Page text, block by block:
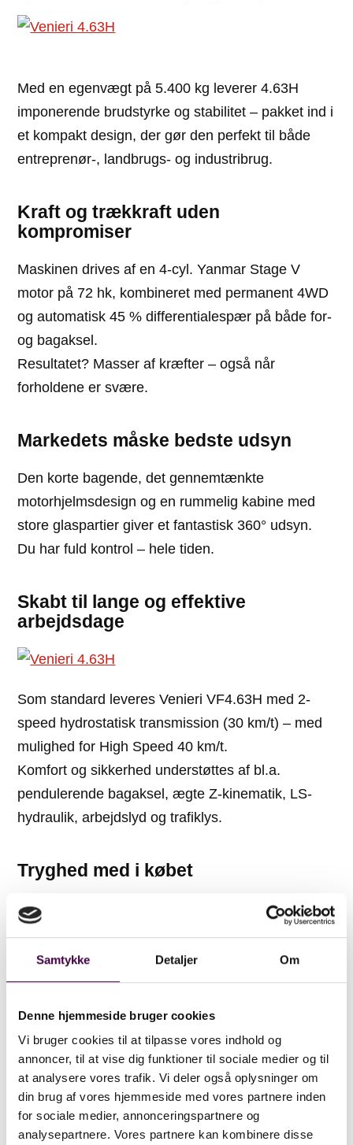
Samtykke Detaljer Om
Denne hjemmeside bruger cookies
Vi bruger cookies til at tilpasse vores indhold og
annoncer, til at vise dig funktioner til sociale medier og til
at analysere vores trafik. Vi deler også oplysninger om
din brug af vores hjemmeside med vores partnere inden
for sociale medier, annonceringspartnere og
analysepartnere. Vores partnere kan kombinere disse
Med en egenvægt på 5.400 kg leverer 4.63H
imponerende brudstyrke og stabilitet – pakket ind i
et kompakt design, der gør den perfekt til både
entreprenør-, landbrugs- og industribrug.
Kraft og trækkraft uden
kompromiser
Maskinen drives af en 4-cyl. Yanmar Stage V
motor på 72 hk, kombineret med permanent 4WD
og automatisk 45 % differentialespær på både for-
og bagaksel.
Resultatet? Masser af kræfter – også når
forholdene er svære.
Markedets måske bedste udsyn
Den korte bagende, det gennemtænkte
motorhjelmsdesign og en rummelig kabine med
store glaspartier giver et fantastisk 360° udsyn.
Du har fuld kontrol – hele tiden.
Skabt til lange og effektive
arbejdsdage
Som standard leveres Venieri VF4.63H med 2-
speed hydrostatisk transmission (30 km/t) – med
mulighed for High Speed 40 km/t.
Komfort og sikkerhed understøttes af bl.a.
pendulerende bagaksel, ægte Z-kinematik, LS-
hydraulik, arbejdslyd og trafiklys.
Tryghed med i købet
Alle Venieri hjullæssere
leveres med 2 års / 2.000
✔ Hydraulisk hurtigskift (valgfrit ophæng)
✔ 3. funktion ført frem til hurtigskift
✔ Servohydraulisk joystick med
proportionalstyring
✔ Fuld lukket kabine med AirCondition
✔ Komfort luftsæde